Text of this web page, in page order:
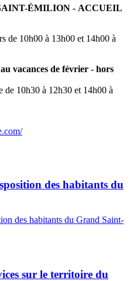
ÉMILION - ACCUEIL
de 10h00 à 13h00 et 14h00 à
vacances de février - hors
de 10h30 à 12h30 et 14h00 à
des habitants du
sur le territoire du